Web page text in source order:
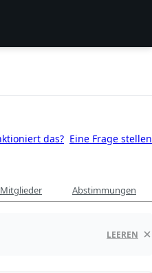
das? Eine Frage stellen
Mitglieder Abstimmungen
LEEREN